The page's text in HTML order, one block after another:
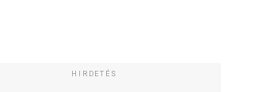
HIRDETÉS